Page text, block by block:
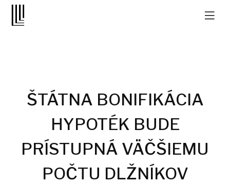
ŠTÁTNA BONIFIKÁCIA
HYPOTÉK BUDE
PRÍSTUPNÁ VÄČŠIEMU
POČTU DLŽNÍKOV